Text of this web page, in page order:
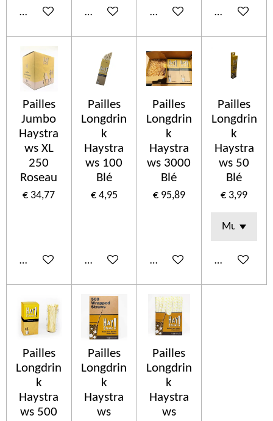
In winkelwagenIn winkelwagenIn winkelwagenIn
Pailles
Jumbo
Haystra
ws XL
250
Roseau
€ 34,77
In winkelwagen
Pailles
Longdrin
k
Haystra
ws 100
Blé
€ 4,95
In winkelwagen
Pailles
Longdrin
k
Haystra
ws 3000
Blé
€ 95,89
In winkelwagen
Pailles
Longdrin
k
Haystra
ws 50
Blé
€ 3,99
In
Pailles
Longdrin
k
Haystra
ws 500
Pailles
Longdrin
k
Haystra
ws
Pailles
Longdrin
k
Haystra
ws